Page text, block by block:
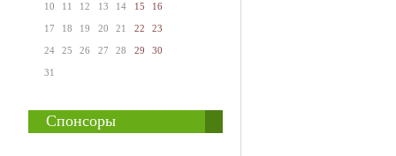
10 11 12 13 14 15 16
17 18 19 20 21 22 23
24 25 26 27 28 29 30
31
Спонсоры